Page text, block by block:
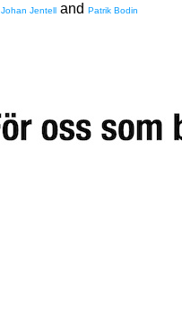
Johan Jentell and Patrik Bodin